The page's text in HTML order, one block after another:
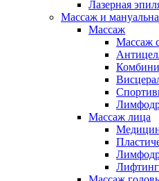
Лазерная
Массаж и
Массаж
Массаж
Массаж лица